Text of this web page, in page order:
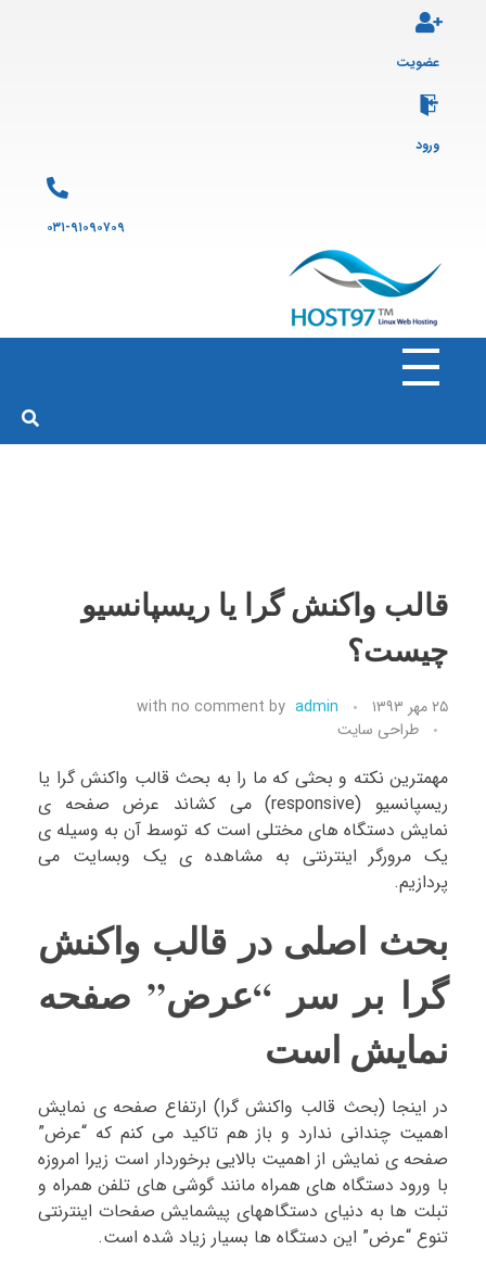
عضویت
ورود
۰۳۱-۹۱۰۹۰۷۰۹
هاست ۹۷ارائه سرویس هاست لینوکس و ثبت دامنه
قالب واکنش گرا یا ریسپانسیو
چیست؟
۲۵ مهر ۱۳۹۳ by admin
with no comment
طراحی سایت
مهمترین نکته و بحثی که ما را به بحث قالب واکنش گرا یا
ریسپانسیو (responsive) می کشاند عرض صفحه ی
نمایش دستگاه های مختلی است که توسط آن به وسیله ی
یک مرورگر اینترنتی به مشاهده ی یک وبسایت می
پردازیم.
بحث اصلی در قالب واکنش
گرا بر سر “عرض” صفحه
نمایش است
در اینجا (بحث قالب واکنش گرا) ارتفاع صفحه ی نمایش
اهمیت چندانی ندارد و باز هم تاکید می کنم که “عرض”
صفحه ی نمایش از اهمیت بالایی برخوردار است زیرا امروزه
با ورود دستگاه های همراه مانند گوشی های تلفن همراه و
تبلت ها به دنیای دستگاههای پیشمایش صفحات اینترنتی
تنوع “عرض” این دستگاه ها بسیار زیاد شده است.